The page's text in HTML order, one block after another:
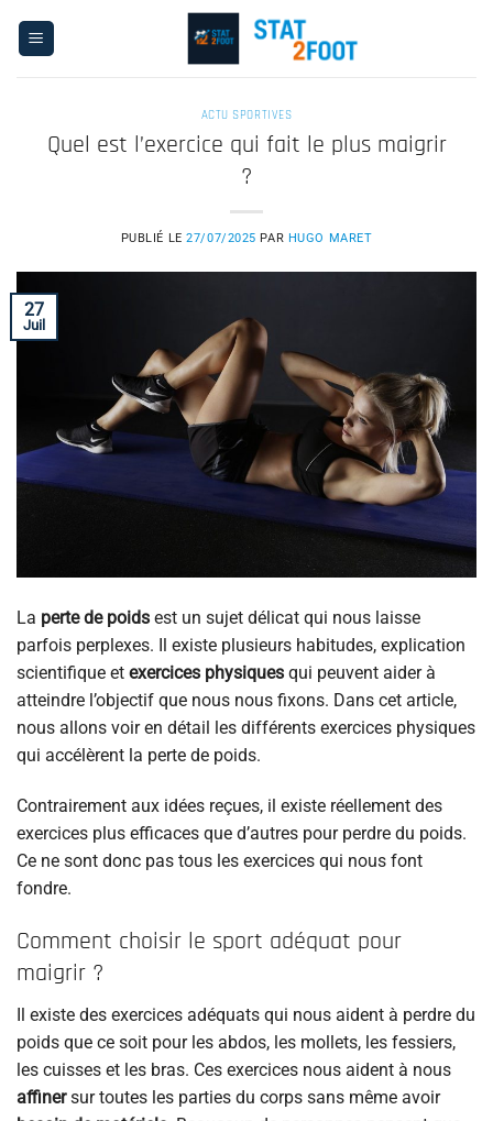
ACTU SPORTIVES
Quel est l’exercice qui fait le plus maigrir
?
PUBLIÉ LE27/07/2025 PAR HUGO MARET
27
Juil
La perte de poids est un sujet délicat qui nous laisse
parfois perplexes. Il existe plusieurs habitudes, explication
scientifique et exercices physiques qui peuvent aider à
atteindre l’objectif que nous nous fixons. Dans cet article,
nous allons voir en détail les différents exercices physiques
qui accélèrent la perte de poids.
Contrairement aux idées reçues, il existe réellement des
exercices plus efficaces que d’autres pour perdre du poids.
Ce ne sont donc pas tous les exercices qui nous font
fondre.
Comment choisir le sport adéquat pour
maigrir ?
Il existe des exercices adéquats qui nous aident à perdre du
poids que ce soit pour les abdos, les mollets, les fessiers,
les cuisses et les bras. Ces exercices nous aident à nous
affinersur toutes les parties du corps sans même avoir